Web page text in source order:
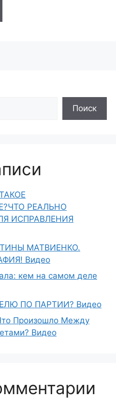
Поиск
РЕАЛЬНО
ИСПРАВЛЕНИЯ
МАТВИЕНКО.
Видео
кем на самом деле
ПО ПАРТИИ? Видео
Произошло Между
Видео